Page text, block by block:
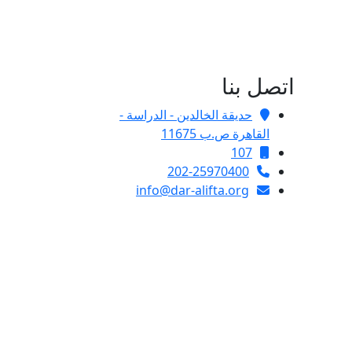
اتصل بنا
حديقة الخالدين - الدراسة -
القاهرة ص.ب 11675
107
202-25970400
info@dar-alifta.org